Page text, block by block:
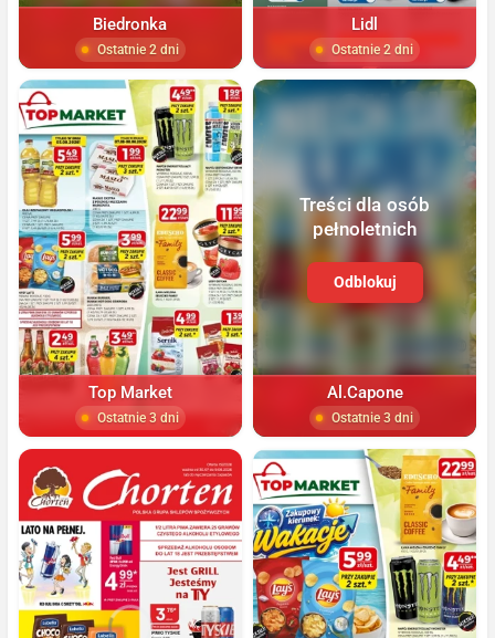
Biedronka
Ostatnie 2 dni
Lidl
Ostatnie 2 dni
Top Market
Ostatnie 3 dni
Treści dla osób
pełnoletnich
Odblokuj
Al.Capone
Ostatnie 3 dni